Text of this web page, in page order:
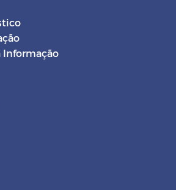
Informação